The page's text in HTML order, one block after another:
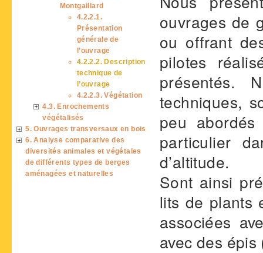
ouvrages de
ou offrant
pilotes
présentés.
techniques,
peu
particulier
d’altitude.
Sont ainsi
lits de plants
associées
avec des
Montgaillard
4.2.2.1.
Présentation
générale de
l’ouvrage
4.2.2.2. Description
technique de
l’ouvrage
4.2.2.3. Végétation
4.3. Enrochements
végétalisés
5. Ouvrages transversaux en bois
6. Analyse comparative des
diversités animales et végétales
de différents types de berges
aménagées et naturelles